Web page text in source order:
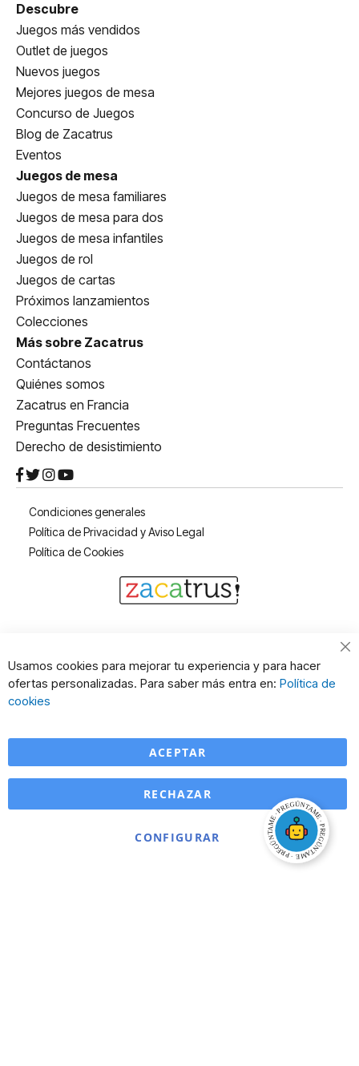
Descubre
Juegos más vendidos
Outlet de juegos
Nuevos juegos
Mejores juegos de mesa
Concurso de Juegos
Blog de Zacatrus
Eventos
Juegos de mesa
Juegos de mesa familiares
Juegos de mesa para dos
Juegos de mesa infantiles
Juegos de rol
Juegos de cartas
Próximos lanzamientos
Colecciones
Más sobre Zacatrus
Contáctanos
Quiénes somos
Zacatrus en Francia
Preguntas Frecuentes
Derecho de desistimiento
Condiciones generales
Política de Privacidad y Aviso Legal
Política de Cookies
Usamos cookies para mejorar tu experiencia y para hacer
ofertas personalizadas. Para saber más entra en: Política de
cookies
ACEPTAR
CONFIGURAR
RECHAZAR